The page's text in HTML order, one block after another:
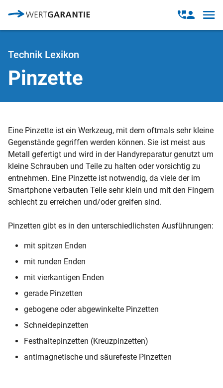
Open
modal
Open
Technik Lexikon
Pinzette
Eine Pinzette ist ein Werkzeug, mit dem oftmals sehr kleine
Gegenstände gegriffen werden können. Sie ist meist aus
Metall gefertigt und wird in der Handyreparatur genutzt um
kleine Schrauben und Teile zu halten oder vorsichtig zu
entnehmen. Eine Pinzette ist notwendig, da viele der im
Smartphone verbauten Teile sehr klein und mit den Fingern
schlecht zu erreichen und/oder greifen sind.
Pinzetten gibt es in den unterschiedlichsten Ausführungen:
mit spitzen Enden
mit runden Enden
mit vierkantigen Enden
gerade Pinzetten
gebogene oder abgewinkelte Pinzetten
Schneidepinzetten
Festhaltepinzetten (Kreuzpinzetten)
antimagnetische und säurefeste Pinzetten